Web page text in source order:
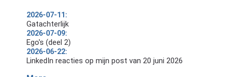
2026-07-11:
Gatachterlijk
2026-07-09:
Ego's (deel 2)
2026-06-22:
LinkedIn reacties op mijn post van 20 juni 2026